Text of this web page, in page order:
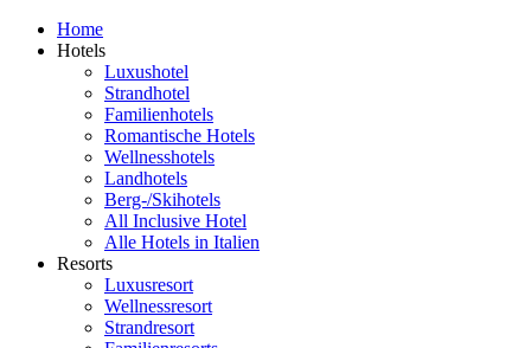
Home
Hotels
Luxushotel
Strandhotel
Familienhotels
Romantische Hotels
Wellnesshotels
Landhotels
Berg-/Skihotels
All Inclusive Hotel
Alle Hotels in Italien
Resorts
Luxusresort
Wellnessresort
Strandresort